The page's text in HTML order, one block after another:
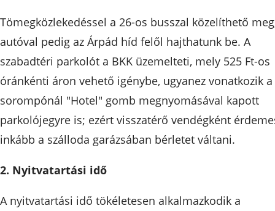
Tömegközlekedéssel a 26-os busszal közelíthető
autóval pedig az Árpád híd felől hajthatunk be. A
szabadtéri parkolót a BKK üzemelteti, mely 525 Ft-os
óránkénti áron vehető igénybe, ugyanez vonatkozik a
sorompónál "Hotel" gomb megnyomásával kapott
parkolójegyre is; ezért visszatérő vendégként
inkább a szálloda garázsában bérletet váltani.
2. Nyitvatartási idő
A nyitvatartási idő tökéletesen alkalmazkodik a